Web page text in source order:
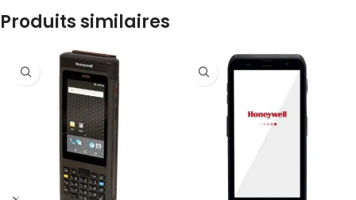
Produits similaires